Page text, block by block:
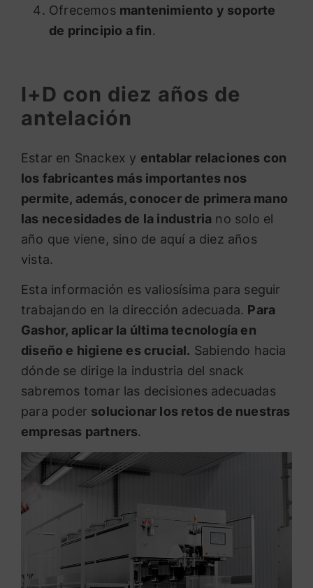
Ofrecemos mantenimiento y soporte
de principio a fin.
I+D con diez años de
antelación
Estar en Snackex y entablar relaciones con
los fabricantes más importantes nos
permite, además, conocer de primera mano
las necesidades de la industria no solo el
año que viene, sino de aquí a diez años
vista.
Esta información es valiosísima para seguir
trabajando en la dirección adecuada. Para
Gashor, aplicar la última tecnología en
diseño e higiene es crucial. Sabiendo hacia
dónde se dirige la industria del snack
sabremos tomar las decisiones adecuadas
para poder solucionar los retos de nuestras
empresas partners.